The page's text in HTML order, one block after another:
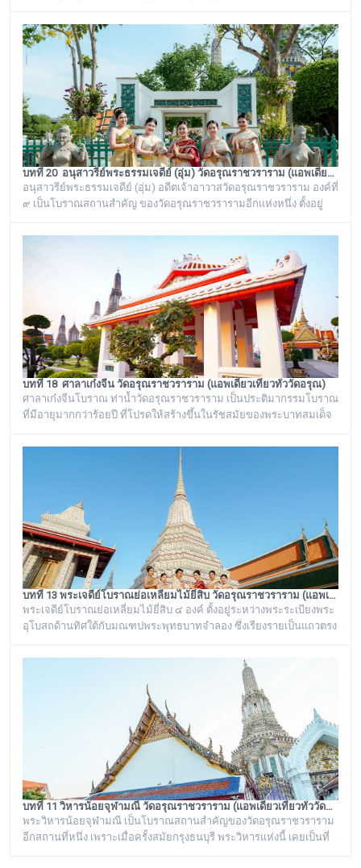
บ้านได้เรียกเพี้ยนกันไปว่า “วิหารพระเขี้ยวแก้ว” พระจุฬามณีเจดีย์องค์นี้
เป็นสิ่งศักดิ์สิทธิ์ของวัดอรุณราชวราราม ที่ชาวบ้านในละแวกนี้ให้ความ
เคารพศรัทธาตั้งแต่ครั้งอดีตกาลจวบจนมาถึงยุคปัจ
บทที่ 20 อนุสาวรีย์พระธรรมเจดีย์ (อุ่ม) วัดอรุณราชวราราม (แอพเดียวเที่ยวทั่ววัดอรุณ)
อนุสาวรีย์พระธรรมเจดีย์ (อุ่ม) อดีตเจ้าอาวาสวัดอรุณราชวราราม องค์ที่
๙ เป็นโบราณสถานสำคัญ ของวัดอรุณราชวรารามอีกแห่งหนึ่ง ตั้งอยู่
วัดริมแม่น้ำเจ้าพระยา ภายในรั้วอนุสาวรีย์สำคัญของวัดอรุณ
ราชวรารามแห่งนี้ จะมีโกศหินทรายโบราณสีเขียวแบบจีน ซึ่งเป็นสถาน
ที่บรรจุบรรจุอัฐิของพระธรรมเจดีย์ (อุ่ม) อดีตเจ้าอาวาสวัดอรุณ
ราชวราราม องค์ที่ ๙
บทที่ 18 ศาลาเก๋งจีน วัดอรุณราชวราราม (แอพเดียวเที่ยวทั่ววัดอรุณ)
ศาลาเก๋งจีนโบราณ ท่าน้ำวัดอรุณราชวราราม เป็นประติมากรรมโบราณ
ที่มีอายุมากกว่าร้อยปี ที่โปรดให้สร้างขึ้นในรัชสมัยของพระบาทสมเด็จ
๖ หลัง เรียงรายอยู่บริเวณท่าน้ำของวัดอรุณราชวราราม ริมแม่น้ำ
เจ้าพระยา ซึ่งเก๋งจีนแต่ละหลังจะมีเอกลักษณ์โดดเด่นไม่เหมือนกัน อาทิ
เช่น ศาลาเก๋งจีนหน้าทางเข้าพระปรางค์ จะมีหินแกะสลักโบราณเป็นรูป
บทที่ 13 พระเจดีย์โบราณย่อเหลี่ยมไม้ยี่สิบ วัดอรุณราชวราราม (แอพเดียวเที่ยวทั่ววัดอรุณ)
พระเจดีย์โบราณย่อเหลี่ยมไม้ยี่สิบ ๔ องค์ ตั้งอยู่ระหว่างพระระเบียงพระ
อุโบสถด้านทิศใต้กับมณฑปพระพุทธบาทจำลอง ซึ่งเรียงรายเป็นแถวตรง
ลักษณะแบบเดียวกัน มีขนาดเท่ากันทั้งหมด คือเป็นพระเจดีย์ก่อด้วยอิฐ
ถือปูนย่อเหลี่ยมไม้ยี่สิบ ประดับด้วยกระเบื้องถ้วยและกระจกสีต่างๆ เป็น
ลวดลายดอกไม้และลายอื่นๆ มีความวิจิตรงดงามเป็นอย่างมาก
บทที่ 11 วิหารน้อยจุฬามณี วัดอรุณราชวราราม (แอพเดียวเที่ยวทั่ววัดอรุณ)
พระวิหารน้อยจุฬามณี เป็นโบราณสถานสำคัญของวัดอรุณราชวราราม
อีกสถานที่หนึ่ง เพราะเมื่อครั้งสมัยกรุงธนบุรี พระวิหารแห่งนี้ เคยเป็นที่